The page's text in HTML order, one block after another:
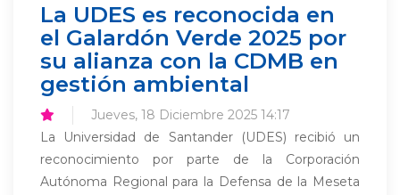
La UDES es reconocida en
el Galardón Verde 2025 por
su alianza con la CDMB en
gestión ambiental
Jueves, 18 Diciembre 2025 14:17
La Universidad de Santander (UDES) recibió un
reconocimiento por parte de la Corporación
Autónoma Regional para la Defensa de la Meseta